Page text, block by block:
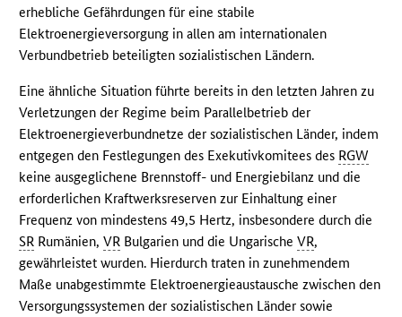
erhebliche Gefährdungen für eine stabile
Elektroenergieversorgung in allen am internationalen
Verbundbetrieb beteiligten sozialistischen Ländern.
Eine ähnliche Situation führte bereits in den letzten Jahren zu
Verletzungen der Regime beim Parallelbetrieb der
Elektroenergieverbundnetze der sozialistischen Länder, indem
entgegen den Festlegungen des Exekutivkomitees des RGW
keine ausgeglichene Brennstoff- und Energiebilanz und die
erforderlichen Kraftwerksreserven zur Einhaltung einer
Frequenz von mindestens 49,5 Hertz, insbesondere durch die
SR Rumänien,VR Bulgarien und die UngarischeVR,
gewährleistet wurden. Hierdurch traten in zunehmendem
Maße unabgestimmte Elektroenergieaustausche zwischen den
Versorgungssystemen der sozialistischen Länder sowie